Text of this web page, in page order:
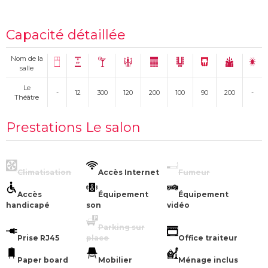
Capacité détaillée
Nom de la
salle
Le
Théâtre
- 12 300 120 200 100 90 200 -
Prestations Le salon
Climatisation Accès Internet Fumeur
Accès
handicapé
Équipement
son
Équipement
vidéo
Prise RJ45
Parking sur
place
Office traiteur
Paper board Mobilier Ménage inclus